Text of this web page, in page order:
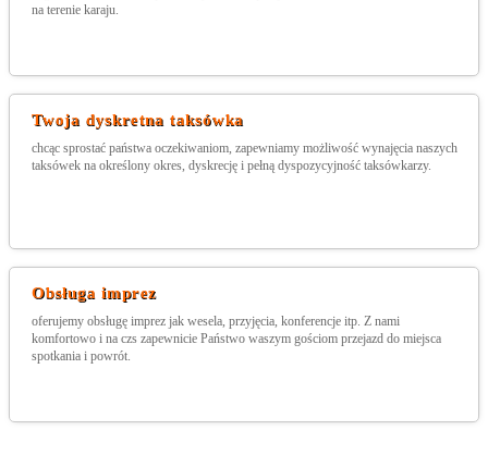
na terenie karaju.
Twoja dyskretna taksówka
chcąc sprostać państwa oczekiwaniom, zapewniamy możliwość wynajęcia naszych
taksówek na określony okres, dyskrecję i pełną dyspozycyjność taksówkarzy.
Obsługa imprez
oferujemy obsługę imprez jak wesela, przyjęcia, konferencje itp. Z nami
komfortowo i na czs zapewnicie Państwo waszym gościom przejazd do miejsca
spotkania i powrót.